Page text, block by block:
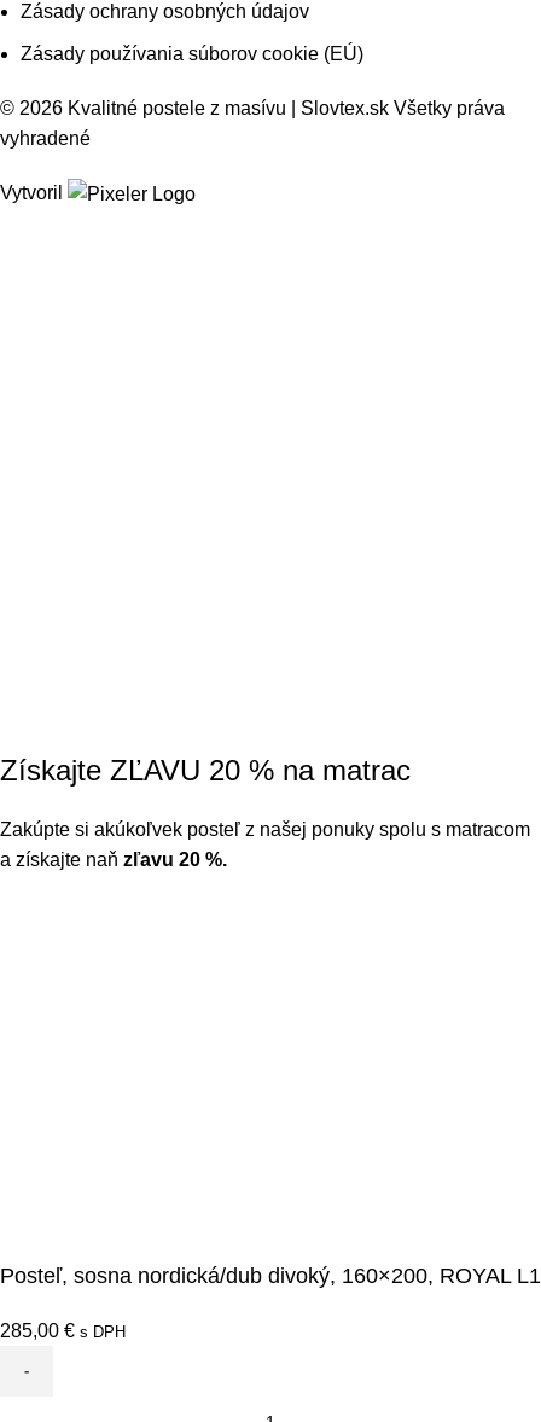
Zásady ochrany osobných údajov
Zásady používania súborov cookie (EÚ)
© 2026 Kvalitné postele z masívu | Slovtex.sk Všetky práva
vyhradené
Vytvoril
Získajte ZĽAVU 20 % na matrac
Zakúpte si akúkoľvek posteľ z našej ponuky spolu s matracom
a získajte naň zľavu 20 %.
Posteľ, sosna nordická/dub divoký, 160×200, ROYAL L1
285,00 € s DPH